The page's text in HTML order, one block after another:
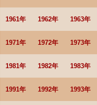
1961年 1962年 1963年
1971年 1972年 1973年
1981年 1982年 1983年
1991年 1992年 1993年